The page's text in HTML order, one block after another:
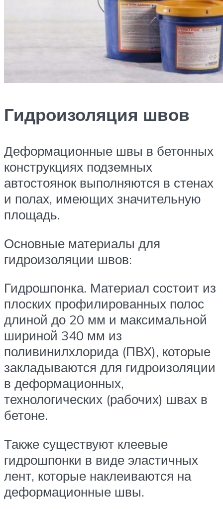
Гидроизоляция швов
Деформационные швы в бетонных
конструкциях подземных
автостоянок выполняются в стенах
и полах, имеющих значительную
площадь.
Основные материалы для
гидроизоляции швов:
Гидрошпонка. Материал состоит из
плоских профилированных полос
длиной до 20 мм и максимальной
шириной 340 мм из
поливинилхлорида (ПВХ), которые
закладываются для гидроизоляции
в деформационных,
технологических (рабочих) швах в
бетоне.
Также существуют клеевые
гидрошпонки в виде эластичных
лент, которые наклеиваются на
деформационные швы.